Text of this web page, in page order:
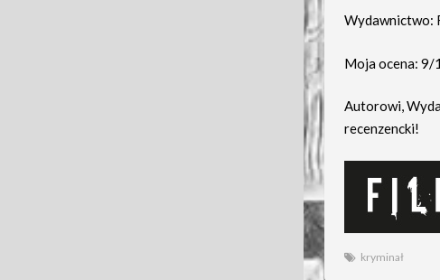
Wydawnictwo:
Moja ocena: 9/
Autorowi,
recenzencki!
kryminał